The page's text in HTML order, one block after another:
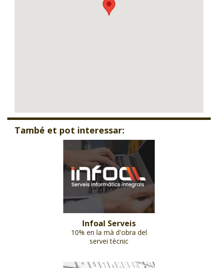
També et pot interessar:
Infoal Serveis
10% en la mà d'obra del
servei tècnic